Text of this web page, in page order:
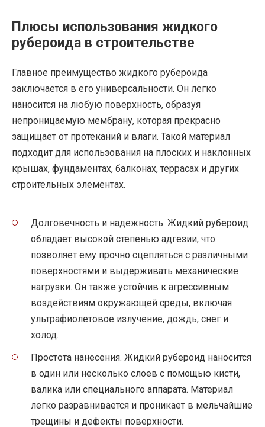
Плюсы использования жидкого
рубероида в строительстве
Главное преимущество жидкого рубероида
заключается в его универсальности. Он легко
наносится на любую поверхность, образуя
непроницаемую мембрану, которая прекрасно
защищает от протеканий и влаги. Такой материал
подходит для использования на плоских и наклонных
крышах, фундаментах, балконах, террасах и других
строительных элементах.
Долговечность и надежность. Жидкий рубероид
обладает высокой степенью адгезии, что
позволяет ему прочно сцепляться с различными
поверхностями и выдерживать механические
нагрузки. Он также устойчив к агрессивным
воздействиям окружающей среды, включая
ультрафиолетовое излучение, дождь, снег и
холод.
Простота нанесения. Жидкий рубероид наносится
в один или несколько слоев с помощью кисти,
валика или специального аппарата. Материал
легко разравнивается и проникает в мельчайшие
трещины и дефекты поверхности.